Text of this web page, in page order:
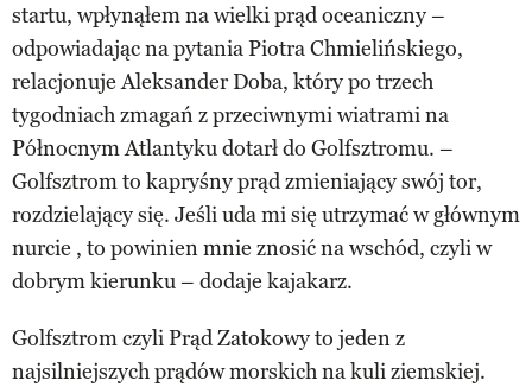
startu, wpłynąłem na wielki prąd oceaniczny –
odpowiadając na pytania Piotra Chmielińskiego,
relacjonuje Aleksander Doba, który po trzech
tygodniach zmagań z przeciwnymi wiatrami na
Północnym Atlantyku dotarł do Golfsztromu. –
Golfsztrom to kapryśny prąd zmieniający swój tor,
rozdzielający się. Jeśli uda mi się utrzymać w głównym
nurcie , to powinien mnie znosić na wschód, czyli w
dobrym kierunku – dodaje kajakarz.
Golfsztrom czyli Prąd Zatokowy to jeden z
najsilniejszych prądów morskich na kuli ziemskiej.